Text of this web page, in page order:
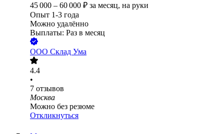
45 000 – 60 000 ₽ за месяц, на руки
Опыт 1-3 года
Можно удалённо
Выплаты: Раз в месяц
ООО Склад Ума
4.4
•
7 отзывов
Москва
Можно без резюме
Откликнуться